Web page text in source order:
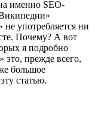
именно SEO-
употребляется ни
Почему? А вот
я подробно
это, прежде всего,
большое
статью.